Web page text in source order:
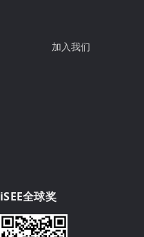
加入我们
iSEE全球奖